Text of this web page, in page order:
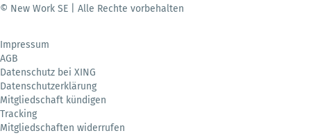
© New Work SE | Alle Rechte vorbehalten
Impressum
AGB
Datenschutz bei XING
Datenschutzerklärung
Mitgliedschaft kündigen
Tracking
Mitgliedschaften widerrufen